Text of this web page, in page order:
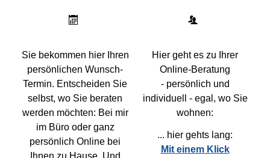
Sie bekommen hier Ihren
persönlichen Wunsch-
Termin. Entscheiden Sie
selbst, wo Sie beraten
werden möchten: Bei mir
im Büro oder ganz
persönlich Online bei
Ihnen zu Hause. Und
Hier geht es zu Ihrer
Online-Beratung
- persönlich und
individuell - egal, wo Sie
wohnen:
... hier gehts lang:
Mit einem Klick